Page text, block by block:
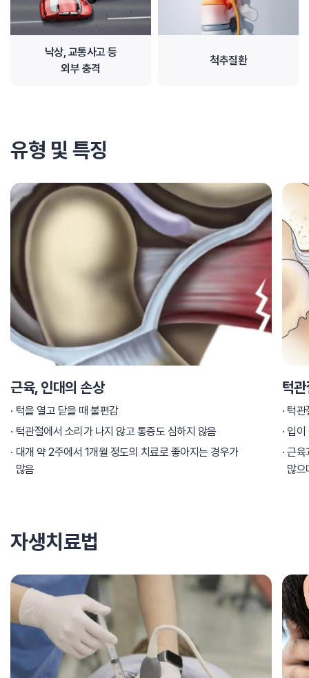
낙상, 교통사고 등
외부 충격
척추질환
유형 및 특징
근육, 인대의 손상
턱을 열고 닫을 때 불편감
턱관절에서 소리가 나지 않고 통증도 심하지 않음
대개 약 2주에서 1개월 정도의 치료로 좋아지는 경우가
많음
턱
턱관
입이
근육
많으
자생치료법